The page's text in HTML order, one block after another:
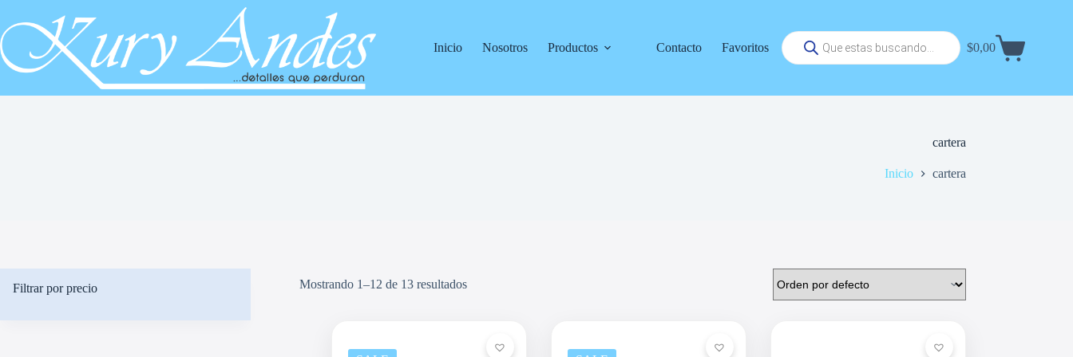
contenido
Inicio Nosotros Productos Contacto Favoritos
Búsqueda
de
productos
Carrito
$0,00
cartera
Inicio cartera
Mostrando 1–12 de 13 resultados
Filtrar por precio